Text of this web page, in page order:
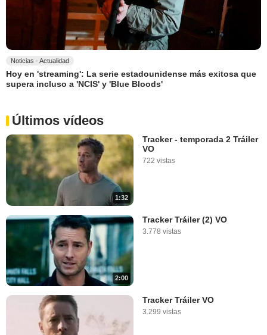
Noticias - Actualidad
Hoy en 'streaming': La serie estadounidense más exitosa que
supera incluso a 'NCIS' y 'Blue Bloods'
Últimos vídeos
1:32
Tracker - temporada 2 Tráiler
VO
722 vistas
2:00
Tracker Tráiler (2) VO
3.778 vistas
Tracker Tráiler VO
3.299 vistas